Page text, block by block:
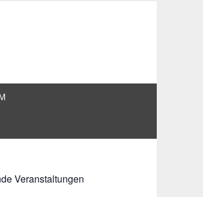
Veranstaltungen